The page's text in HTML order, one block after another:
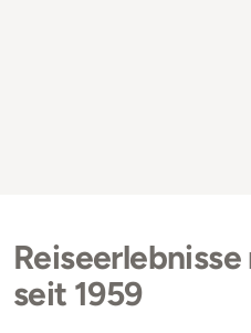
seit 1959